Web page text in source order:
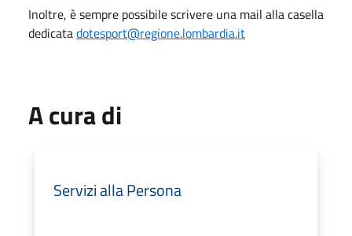
Inoltre, è sempre possibile scrivere una mail alla casella
dedicatadotesport@regione.lombardia.it
A cura di
Servizi alla Persona